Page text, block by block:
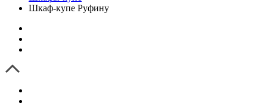
Шкаф-купе Руфину